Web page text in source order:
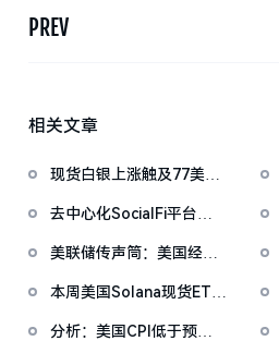
PREV
相关文章
现货白银上涨触及77美元/
去中心化SocialFi平台
市场
美联储传声筒：美国经济
愿轻言胜利
本周美国Solana现货ETF
分析：美国CPI低于预